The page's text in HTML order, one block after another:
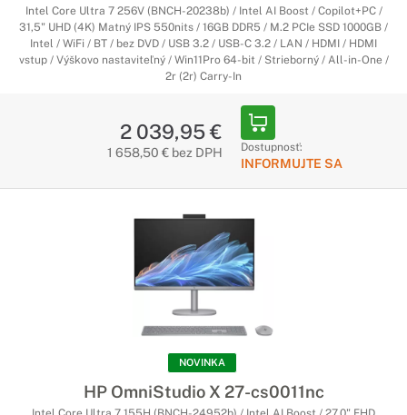
Intel Core Ultra 7 256V (BNCH-20238b) / Intel AI Boost / Copilot+PC /
31,5" UHD (4K) Matný IPS 550nits / 16GB DDR5 / M.2 PCIe SSD 1000GB /
Intel / WiFi / BT / bez DVD / USB 3.2 / USB-C 3.2 / LAN / HDMI / HDMI
vstup / Výškovo nastaviteľný / Win11Pro 64-bit / Strieborný / All-in-One /
2r (2r) Carry-In
2 039,95 €
1 658,50 € bez DPH Dostupnosť:
INFORMUJTE SA
NOVINKA
HP OmniStudio X 27-cs0011nc